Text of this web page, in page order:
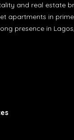
and real estate
apartments in
presence in